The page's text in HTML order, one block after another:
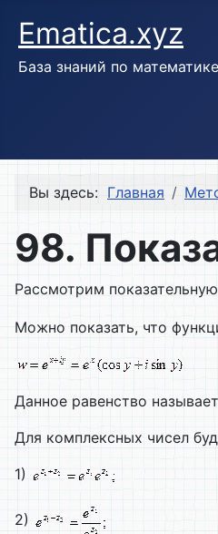
Ematica.xyz
База знаний по
Вы здесь: Главная
98.
Рассмотрим
Можно показать, что
Данное равенство
Для комплексных чисел
1)
2)